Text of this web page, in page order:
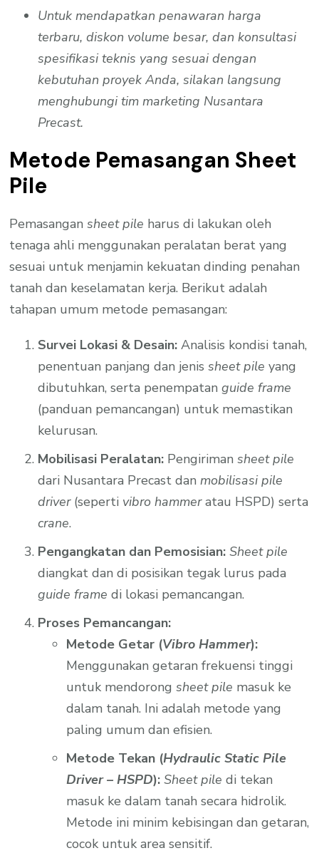
Untuk mendapatkan penawaran harga
terbaru, diskon volume besar, dan konsultasi
spesifikasi teknis yang sesuai dengan
kebutuhan proyek Anda, silakan langsung
menghubungi tim marketing Nusantara
Precast.
Metode Pemasangan Sheet
Pile
Pemasangansheet pile harus di lakukan oleh
tenaga ahli menggunakan peralatan berat yang
sesuai untuk menjamin kekuatan dinding penahan
tanah dan keselamatan kerja. Berikut adalah
tahapan umum metode pemasangan:
Survei Lokasi & Desain: Analisis kondisi tanah,
penentuan panjang dan jenissheet pile yang
dibutuhkan, serta penempatanguide frame
(panduan pemancangan) untuk memastikan
kelurusan.
Mobilisasi Peralatan: Pengirimansheet pile
dari Nusantara Precast danmobilisasi pile
driver(seperti vibro hammeratau HSPD) serta
crane.
Pengangkatan dan Pemosisian: Sheet pile
diangkat dan di posisikan tegak lurus pada
guide frame di lokasi pemancangan.
Proses Pemancangan:
Metode Getar (Vibro Hammer):
Menggunakan getaran frekuensi tinggi
untuk mendorongsheet pile masuk ke
dalam tanah. Ini adalah metode yang
paling umum dan efisien.
Metode Tekan (Hydraulic Static Pile
Driver – HSPD): Sheet pile di tekan
masuk ke dalam tanah secara hidrolik.
Metode ini minim kebisingan dan getaran,
cocok untuk area sensitif.